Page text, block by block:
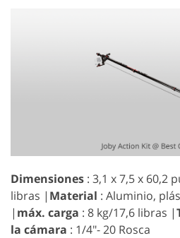
Dimensiones : 3,1 x 7,5 x 60,2
libras | Material : Aluminio,
| máx. carga : 8 kg/17,6 libras |
la cámara : 1/4"- 20 Rosca